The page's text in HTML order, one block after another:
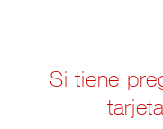
Si tiene